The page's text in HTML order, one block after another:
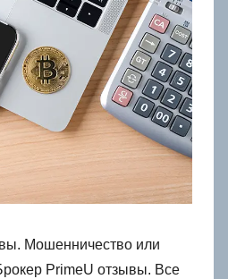
Мошенничество или
PrimeU отзывы. Все